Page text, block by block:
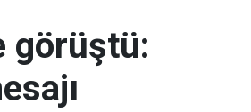
görüştü: